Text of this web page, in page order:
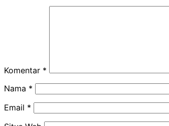
Komentar *
Nama *
Email *